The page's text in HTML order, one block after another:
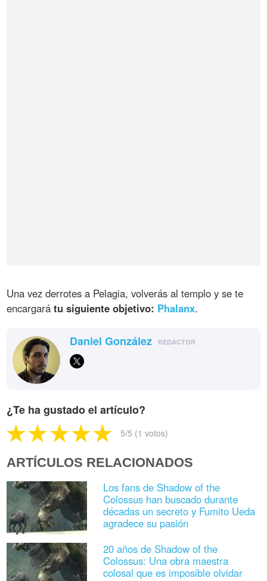
Una vez derrotes a Pelagia, volverás al templo y se te
encargarátu siguiente objetivo: Phalanx.
Daniel González REDACTOR
¿Te ha gustado el artículo?
5/5 (1 votos)
ARTÍCULOS RELACIONADOS
Los fans de Shadow of the
Colossus han buscado durante
décadas un secreto y Fumito Ueda
agradece su pasión
20 años de Shadow of the
Colossus: Una obra maestra
colosal que es imposible olvidar